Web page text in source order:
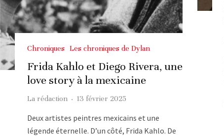
Chroniques Les chroniques de Dylan
Frida Kahlo et Diego Rivera, une
love story à la mexicaine
La rédaction · 13 février 2025
Deux artistes peintres mexicains et une
légende éternelle. D’un côté, Frida Kahlo. De